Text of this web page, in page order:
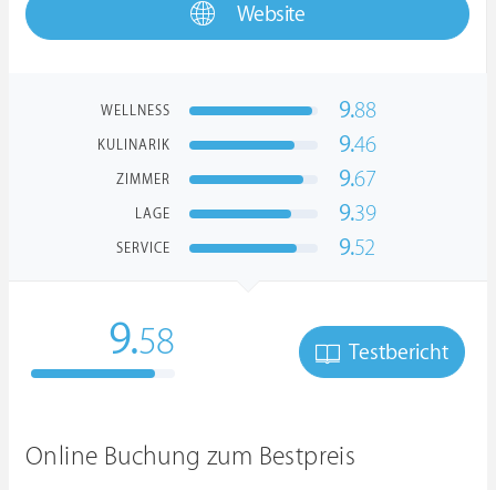
Website
WELLNESS 9.88
KULINARIK 9.46
ZIMMER 9.67
LAGE 9.39
SERVICE 9.52
9.58 Testbericht
Online Buchung zum Bestpreis